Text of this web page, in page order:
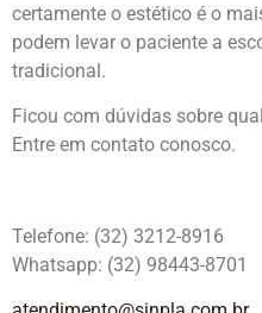
certamente o estético é o
podem levar o paciente a
tradicional.
Ficou com dúvidas sobre
Entre em contato conosco.
Telefone: (32) 3212-8916
Whatsapp: (32) 98443-8701